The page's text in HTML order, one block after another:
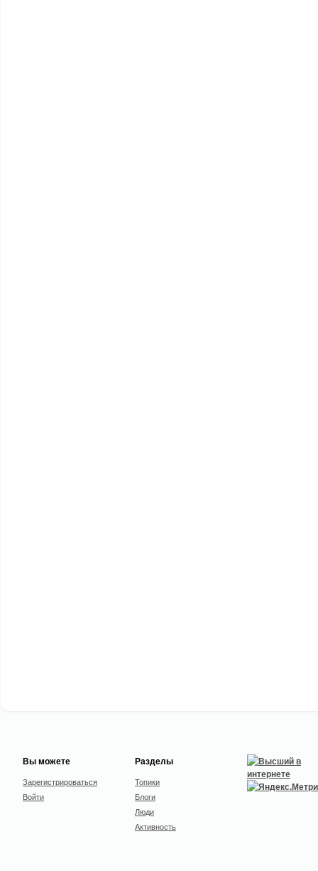
Вы можете
Зарегистрироваться
Войти
Разделы
Топики
Блоги
Люди
Активность